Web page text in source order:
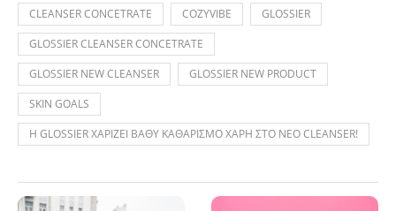
CLEANSER CONCETRATE
COZYVIBE
GLOSSIER
GLOSSIER CLEANSER CONCETRATE
GLOSSIER NEW CLEANSER
GLOSSIER NEW PRODUCT
SKIN GOALS
Η GLOSSIER ΧΑΡΙΖΕΙ ΒΑΘΥ ΚΑΘΑΡΙΣΜΟ ΧΑΡΗ ΣΤΟ ΝΕΟ CLEANSER!